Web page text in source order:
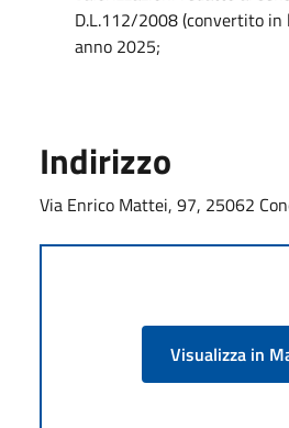
D.L.112/2008 (convertito
anno 2025;
Indirizzo
Via Enrico Mattei, 97, 25062
Visualizza in